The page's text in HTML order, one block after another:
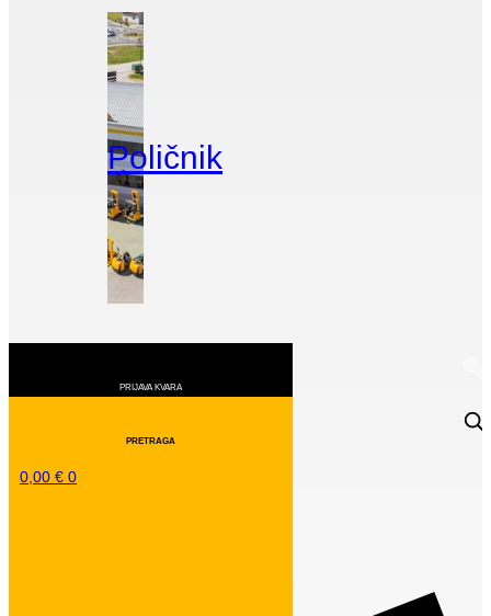
Poličnik
0,00 € 0